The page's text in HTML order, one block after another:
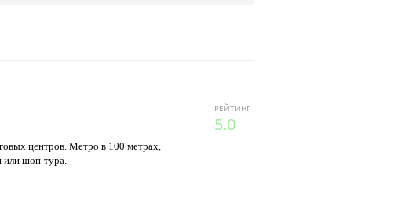
РЕЙТИНГ
5.0
центров. Метро в 100 метрах,
или шоп-тура.